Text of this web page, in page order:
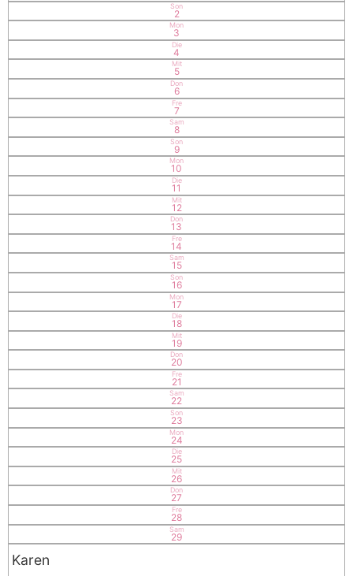
Son
2
Mon
3
Die
4
Mit
5
Don
6
Fre
7
Sam
8
Son
9
Mon
10
Die
11
Mit
12
Don
13
Fre
14
Sam
15
Son
16
Mon
17
Die
18
Mit
19
Don
20
Fre
21
Sam
22
Son
23
Mon
24
Die
25
Mit
26
Don
27
Fre
28
Sam
29
Karen